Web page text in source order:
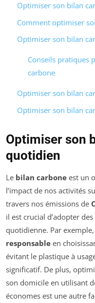
Optimiser son bilan
Comment optimiser
Optimiser son bilan
Conseils pratiques
carbone
Optimiser son bilan
Optimiser son bilan
Optimiser son
quotidien
Le bilan carbone est un
l’impact de nos activités
travers nos émissions de
il est crucial d’adopter
quotidienne. Par
responsable en
évitant le plastique à
significatif. De plus,
son domicile en utilisant
économes est une autre